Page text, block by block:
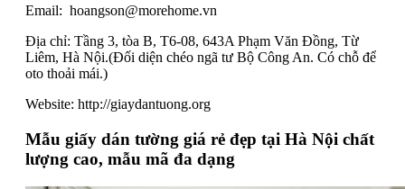
Email: hoangson@morehome.vn
Địa chỉ: Tầng 3, tòa B, T6-08, 643A Phạm Văn Đồng, Từ
Liêm, Hà Nội.(Đối diện chéo ngã tư Bộ Công An. Có chỗ để
oto thoải mái.)
Website: http://giaydantuong.org
Mẫu giấy dán tường giá rẻ đẹp tại Hà Nội chất
lượng cao, mẫu mã đa dạng